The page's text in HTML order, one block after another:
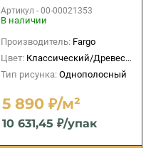
Артикул - 00-00021353
В наличии
Производитель: Fargo
Цвет: Классический/Древесный
Тип рисунка: Однополосный
5 890 ₽/м²
10 631,45 ₽/упак